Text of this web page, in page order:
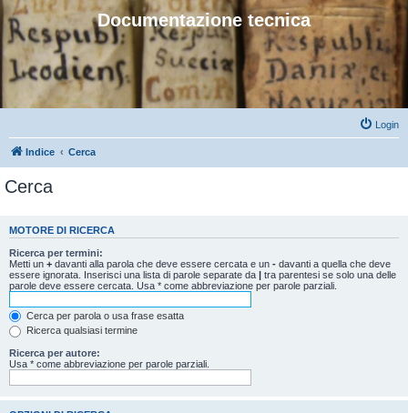
Documentazione tecnica
Login
Indice Cerca
Cerca
MOTORE DI RICERCA
Ricerca per termini:
Metti un + davanti alla parola che deve essere cercata e un - davanti a quella che deve
essere ignorata. Inserisci una lista di parole separate da | tra parentesi se solo una delle
parole deve essere cercata. Usa * come abbreviazione per parole parziali.
Cerca per parola o usa frase esatta
Ricerca qualsiasi termine
Ricerca per autore:
Usa * come abbreviazione per parole parziali.